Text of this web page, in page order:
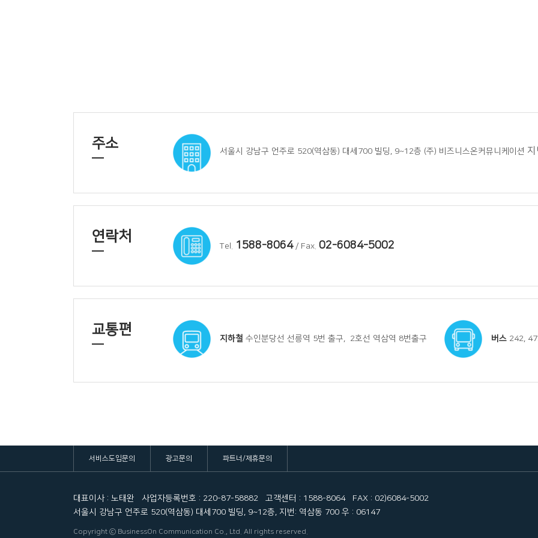
주소 서울시 강남구 언주로 520(역삼동) 대세700 빌딩, 9~12층 (주) 비즈니스온커뮤니케이션
연락처
Tel. 1588-8064/ Fax. 02-6084-5002
교통편
지하철 수인분당선 선릉역 5번 출구, 2호선 역삼역 8번출구 버스242,
서비스도입문의 광고문의 파트너/제휴문의
대표이사 : 노태완 사업자등록번호 : 220-87-58882 고객센터 : 1588-8064
FAX : 02)6084-5002
서울시 강남구 언주로 520(역삼동) 대세700 빌딩, 9~12층, 지번: 역삼동 700 우 : 06147
Copyright ⓒ BusinessOn Communication Co., Ltd. All rights reserved.